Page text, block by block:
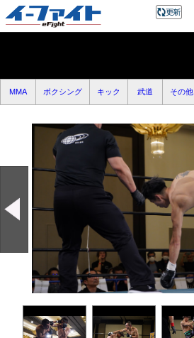
MMA ボクシング キック 武道 その他